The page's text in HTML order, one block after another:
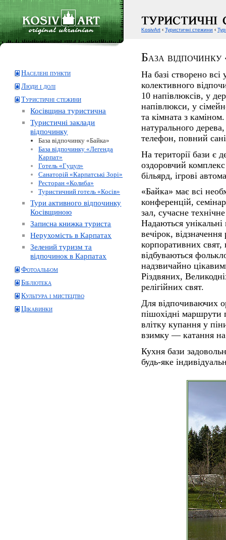
База
Населені пункти
Люди і долі
Туристичні стежини
Косівщина туристична
Туристичні заклади
відпочинку
База відпочинку «Байка»
База відпочинку «Легенда
Карпат»
Готель «Гуцул»
Санаторій «Карпатські Зорі»
Ресторан «Колиба»
Туристичний готель «Косів»
Тури активного відпочинку
Косівщиною
Записна книжка туриста
Нерухомість в Карпатах
Зелений туризм та
відпочинок в Карпатах
Фотоальбом
Бібліотека
Культура і мистецтво
Цікавинки
На базі створено всі
колективного
10 напівлюксів, у
напівлюкси, у
та кімната з
натурального
телефон, повний
На території бази є
оздоровчий
більярд, ігрові
«Байка» має всі
конференцій,
зал, сучасне
Надаються
вечірок,
корпоративних свят,
відбуваються
надзвичайно
Різдвяних,
релігійних свят.
Для відпочиваючих
пішохідні
влітку купання у
взимку — катання
Кухня бази
будь-яке
KosivArt ‹ Туристичні стежини ‹